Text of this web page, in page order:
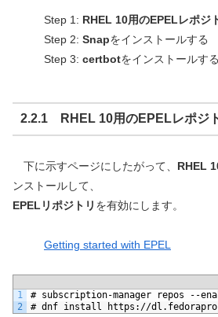
Step 1: RHEL 10用のEPELレポジ
Step 2: Snapをインストールする
Step 3: certbotをインストールする
2.2.1 RHEL 10用のEPELレポジ
下に示すページにしたがって、 RHEL
ンストールして、
EPELリポジトリ を有効にします。
Getting started with EPEL
1
2
# subscription-manager repos --
# dnf install https://